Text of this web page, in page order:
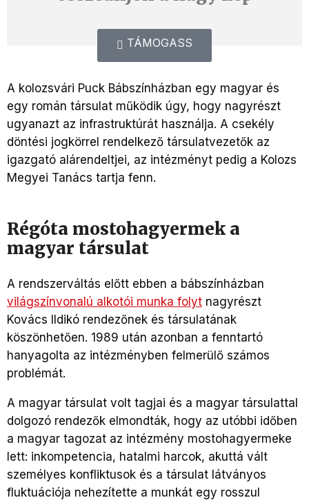
TÁMOGASS
A kolozsvári Puck Bábszínházban egy magyar és
egy román társulat működik úgy, hogy nagyrészt
ugyanazt az infrastruktúrát használja. A csekély
döntési jogkörrel rendelkező társulatvezetők az
igazgató alárendeltjei, az intézményt pedig a Kolozs
Megyei Tanács tartja fenn.
Régóta mostohagyermek a
magyar társulat
A rendszerváltás előtt ebben a bábszínházban
világszínvonalú alkotói munka folyt nagyrészt
Kovács Ildikó rendezőnek és társulatának
köszönhetően. 1989 után azonban a fenntartó
hanyagolta az intézményben felmerülő számos
problémát.
A magyar társulat volt tagjai és a magyar társulattal
dolgozó rendezők elmondták, hogy az utóbbi időben
a magyar tagozat az intézmény mostohagyermeke
lett: inkompetencia, hatalmi harcok, akuttá vált
személyes konfliktusok és a társulat látványos
fluktuációja nehezítette a munkát egy rosszul